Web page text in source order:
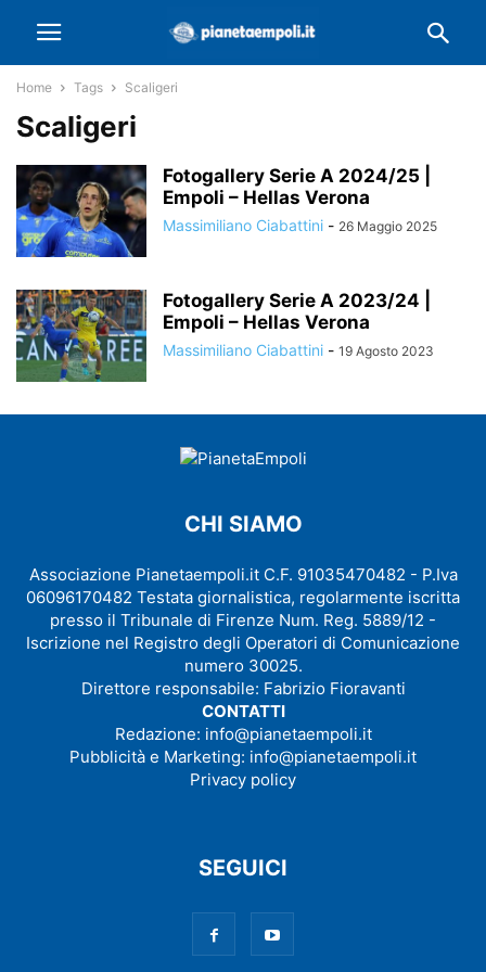
Home Tags Scaligeri
Scaligeri
Fotogallery Serie A 2024/25 |
Empoli – Hellas Verona
Massimiliano Ciabattini - 26 Maggio 2025
Fotogallery Serie A 2023/24 |
Empoli – Hellas Verona
Massimiliano Ciabattini - 19 Agosto 2023
CHI SIAMO
Associazione Pianetaempoli.it C.F. 91035470482 - P.Iva
06096170482 Testata giornalistica, regolarmente iscritta
presso il Tribunale di Firenze Num. Reg. 5889/12 -
Iscrizione nel Registro degli Operatori di Comunicazione
numero 30025.
Direttore responsabile: Fabrizio Fioravanti
CONTATTI
Redazione: info@pianetaempoli.it
Pubblicità e Marketing: info@pianetaempoli.it
Privacy policy
SEGUICI